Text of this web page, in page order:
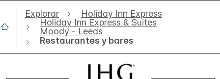
Explorar
Holiday Inn Express
Holiday Inn Express & Suites
Moody - Leeds
Restaurantes y bares